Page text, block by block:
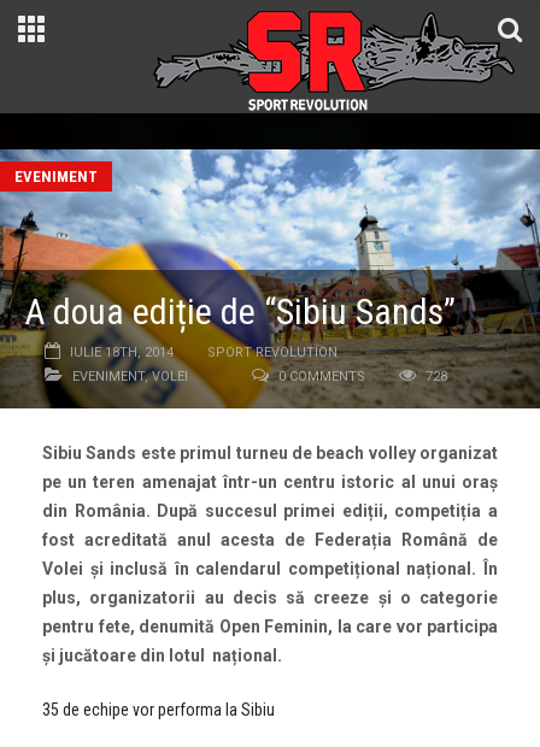
EVENIMENT
A doua ediție de “Sibiu Sands”
IULIE 18TH, 2014
SPORT REVOLUTION
EVENIMENT,VOLEI 0 COMMENTS 728
Sibiu Sands este primul turneu de beach volley organizat
pe un teren amenajat într-un centru istoric al unui oraș
din România. După succesul primei ediții, competiția a
fost acreditată anul acesta de Federația Română de
Volei și inclusă în calendarul competițional național. În
plus, organizatorii au decis să creeze și o categorie
pentru fete, denumită Open Feminin, la care vor participa
și jucătoare din lotul național.
35 de echipe vor performa la Sibiu